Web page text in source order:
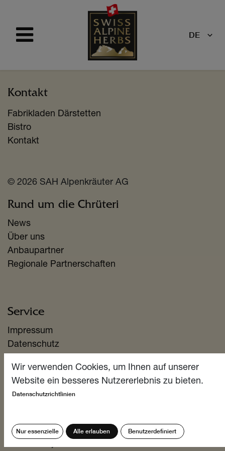
DE
Kontakt
Fabrikladen Därstetten
Bistro
Kontakt
© 2026 SAH Alpenkräuter AG
Rund um die Chrüteri
News
Über uns
Anbaupartner
Regionale Partnerschaften
Service
Impressum
Datenschutz
Versandkonditionen
Zahlungsmöglichkeiten
Informiert bleiben
Wir verwenden Cookies, um Ihnen auf unserer
Website ein besseres Nutzererlebnis zu bieten.
Datenschutzrichtlinien
Nur essenzielle Alle erlauben Benutzerdefiniert